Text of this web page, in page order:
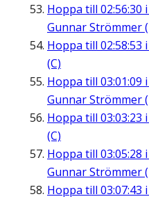
Hoppa till 02:56:30
Gunnar Strömmer
Hoppa till 02:58:53
(C)
Hoppa till 03:01:09
Gunnar Strömmer
Hoppa till 03:03:23
(C)
Hoppa till 03:05:28
Gunnar Strömmer
Hoppa till 03:07:43